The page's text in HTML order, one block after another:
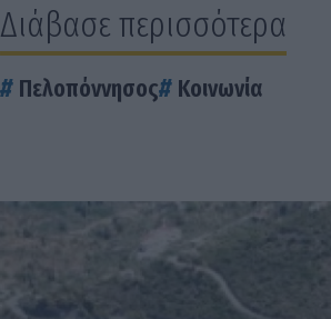
Διάβασε περισσότερα
Πελοπόννησος Κοινωνία